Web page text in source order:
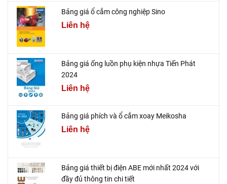
Bảng giá ổ cắm công nghiệp Sino
Liên hệ
Bảng giá ống luồn phụ kiện nhựa Tiến Phát
2024
Liên hệ
Bảng giá phích và ổ cắm xoay Meikosha
Liên hệ
Bảng giá thiết bị điện ABE mới nhất 2024 với
đầy đủ thông tin chi tiết